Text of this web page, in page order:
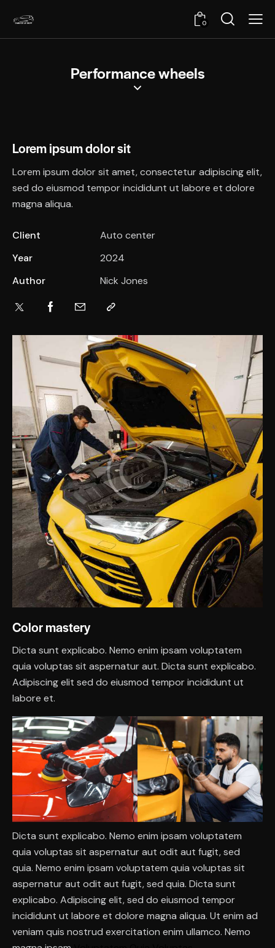
0
Performance wheels
Color mastery
Dicta sunt explicabo. Nemo enim ipsam voluptatem
quia voluptas sit aspernatur aut. Dicta sunt explicabo.
Adipiscing elit sed do eiusmod tempor incididunt ut
labore et.
Dicta sunt explicabo. Nemo enim ipsam voluptatem
quia voluptas sit aspernatur aut odit aut fugit, sed
quia. Nemo enim ipsam voluptatem quia voluptas sit
aspernatur aut odit aut fugit, sed quia. Dicta sunt
explicabo. Adipiscing elit, sed do eiusmod tempor
incididunt ut labore et dolore magna aliqua. Ut enim ad
veniam quis nostrud exercitation enim ullamco. Nemo
Lorem ipsum dolor sit
Lorem ipsum dolor sit amet, consectetur adipiscing elit,
sed do eiusmod tempor incididunt ut labore et dolore
magna aliqua.
Client
Auto center
Year
2024
Author
Nick Jones